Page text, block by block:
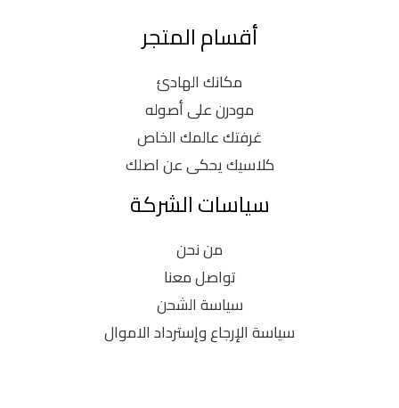
أقسام المتجر
مكانك الهادئ
مودرن على أصوله
غرفتك عالمك الخاص
كلاسيك يحكى عن اصلك
سياسات الشركة
من نحن
تواصل معنا
سياسة الشحن
سياسة الإرجاع وإسترداد الاموال